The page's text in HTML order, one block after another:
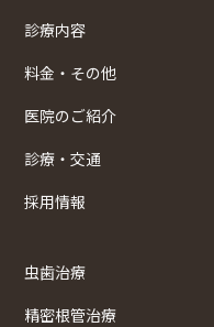
診療内容
料金・その他
医院のご紹介
診療・交通
採用情報
虫歯治療
精密根管治療